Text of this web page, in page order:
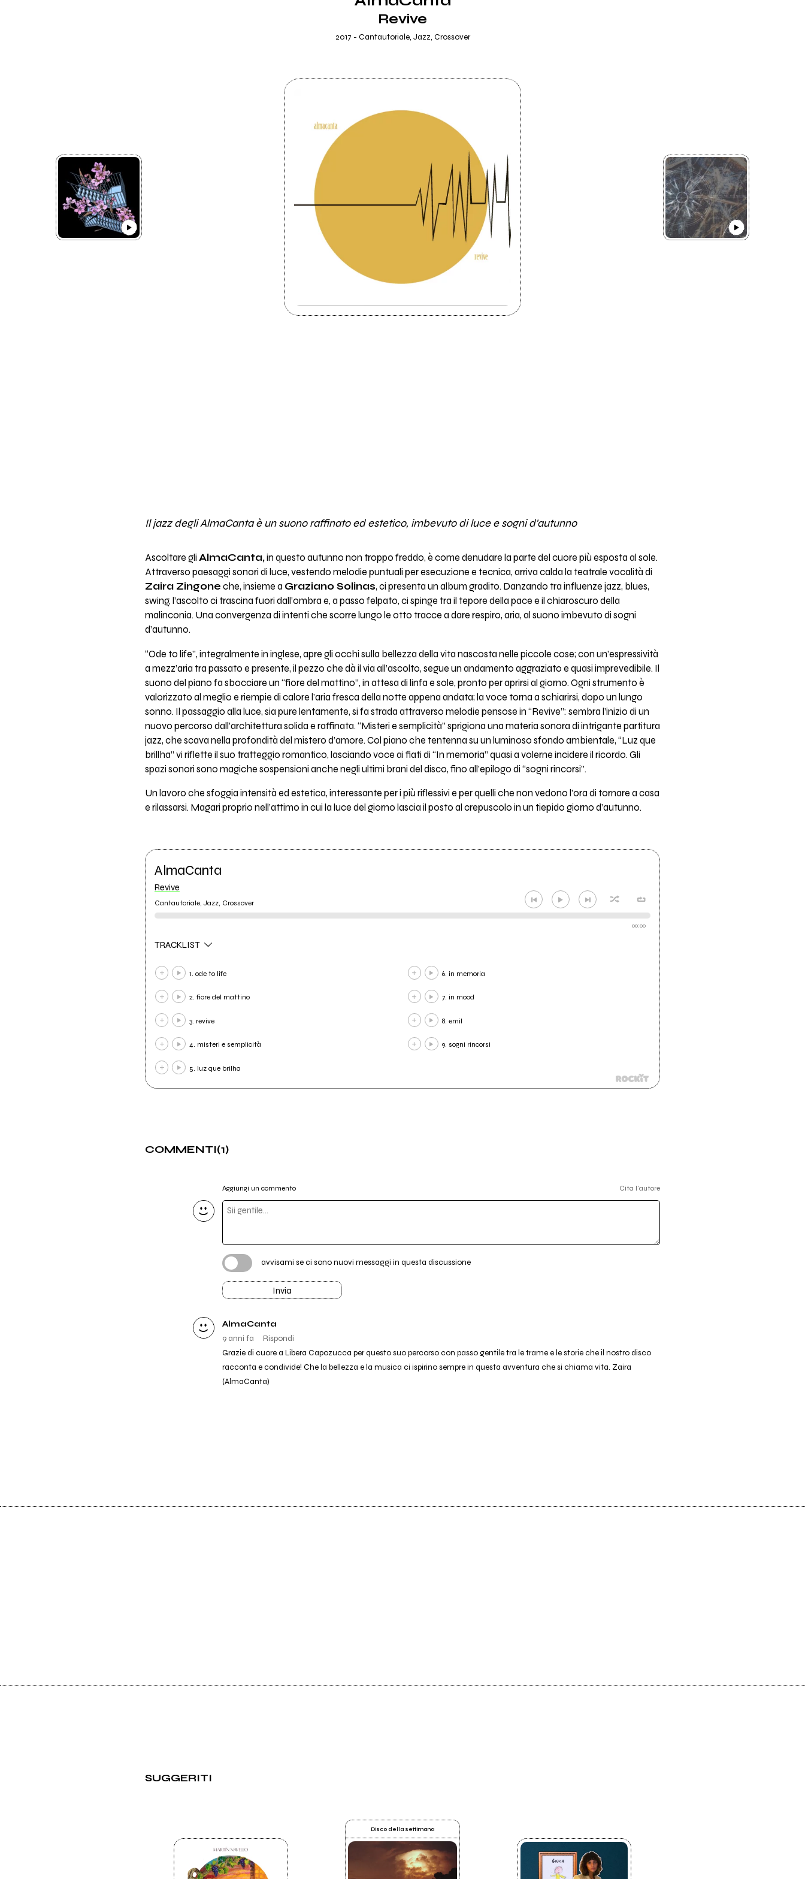
Revive
2017 - Cantautoriale, Jazz, Crossover
Il jazz degli AlmaCanta è un suono raffinato ed estetico, imbevuto di luce e sogni d'autunno
Ascoltare gli AlmaCanta,in questo autunno non troppo freddo, è come denudare la parte del cuore più esposta al sole.
Attraverso paesaggi sonori di luce, vestendo melodie puntuali per esecuzione e tecnica, arriva calda la teatrale vocalità di
Zaira Zingone che, insieme a Graziano Solinas, ci presenta un album gradito. Danzando tra influenze jazz, blues,
swing, l’ascolto ci trascina fuori dall’ombra e, a passo felpato, ci spinge tra il tepore della pace e il chiaroscuro della
malinconia. Una convergenza di intenti che scorre lungo le otto tracce a dare respiro, aria, al suono imbevuto di sogni
d’autunno.
“Ode to life”, integralmente in inglese, apre gli occhi sulla bellezza della vita nascosta nelle piccole cose; con un’espressività
a mezz’aria tra passato e presente, il pezzo che dà il via all’ascolto, segue un andamento aggraziato e quasi imprevedibile. Il
suono del piano fa sbocciare un “fiore del mattino”, in attesa di linfa e sole, pronto per aprirsi al giorno. Ogni strumento è
valorizzato al meglio e riempie di calore l’aria fresca della notte appena andata; la voce torna a schiarirsi, dopo un lungo
sonno. Il passaggio alla luce, sia pure lentamente, si fa strada attraverso melodie pensose in “Revive”: sembra l’inizio di un
nuovo percorso dall’architettura solida e raffinata. “Misteri e semplicità” sprigiona una materia sonora di intrigante partitura
jazz, che scava nella profondità del mistero d’amore. Col piano che tentenna su un luminoso sfondo ambientale, “Luz que
brillha” vi riflette il suo tratteggio romantico, lasciando voce ai fiati di “In memoria” quasi a volerne incidere il ricordo. Gli
spazi sonori sono magiche sospensioni anche negli ultimi brani del disco, fino all’epilogo di “sogni rincorsi”.
Un lavoro che sfoggia intensità ed estetica, interessante per i più riflessivi e per quelli che non vedono l’ora di tornare a casa
e rilassarsi. Magari proprio nell’attimo in cui la luce del giorno lascia il posto al crepuscolo in un tiepido giorno d’autunno.
AlmaCanta
Revive
Cantautoriale, Jazz, Crossover
00:00
TRACKLIST
1. ode to life
2. fiore del mattino
3. revive
4. misteri e semplicità
5. luz que brilha
6. in memoria
7. in mood
8. emil
9. sogni rincorsi
COMMENTI(1)
Aggiungi un commento Cita l'autore
avvisami se ci sono nuovi messaggi in questa discussione
Invia
AlmaCanta
9 anni fa
Rispondi
Grazie di cuore a Libera Capozucca per questo suo percorso con passo gentile tra le trame e le storie che il nostro disco
racconta e condivide! Che la bellezza e la musica ci ispirino sempre in questa avventura che si chiama vita. Zaira
(AlmaCanta)
SUGGERITI
Disco della settimana